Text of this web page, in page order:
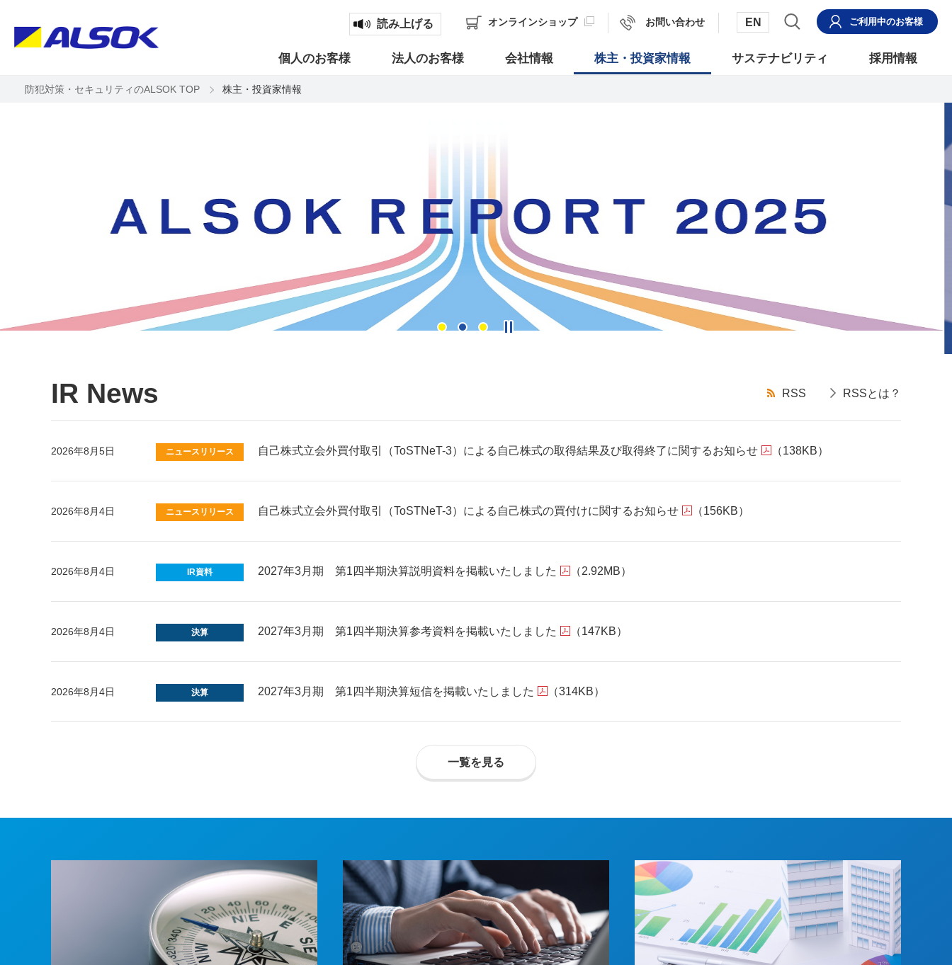
読み上げる オンラインショップ お問い合わせ EN ご利用中のお客様
個人のお客様 法人のお客様 会社情報 株主・投資家情報 サステナビリティ 採用情報
防犯対策・セキュリティのALSOK TOP 株主・投資家情報
IR News
2026年8月5日 自己株式立会外買付取引（ToSTNeT-3）による自己株式の取得結果及び取得終了に関するお知らせ （138KB）
2026年8月4日 自己株式立会外買付取引（ToSTNeT-3）による自己株式の買付けに関するお知らせ （156KB）
2026年8月4日 2027年3月期 第1四半期決算説明資料を掲載いたしました （2.92MB）
2026年8月4日 2027年3月期 第1四半期決算参考資料を掲載いたしました （147KB）
2026年8月4日 2027年3月期 第1四半期決算短信を掲載いたしました （314KB）
RSS RSSとは？
一覧を見る